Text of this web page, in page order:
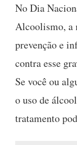
No Dia
Alcoolismo, a
prevenção e
contra esse
Se você ou
o uso de
tratamento